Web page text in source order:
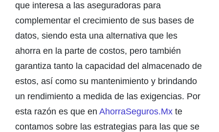
que interesa a las aseguradoras para
complementar el crecimiento de sus bases de
datos, siendo esta una alternativa que les
ahorra en la parte de costos, pero también
garantiza tanto la capacidad del almacenado de
estos, así como su mantenimiento y brindando
un rendimiento a medida de las exigencias. Por
esta razón es que en AhorraSeguros.Mx te
contamos sobre las estrategias para las que se